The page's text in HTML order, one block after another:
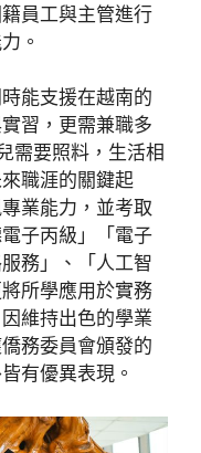
員工與主管進行
。
能支援在越南的
習，更需兼職多
需要照料，生活相
職涯的關鍵起
業能力，並考取
子丙級」「電子
務」、「人工智
所學應用於實務
維持出色的學業
務委員會頒發的
有優異表現。